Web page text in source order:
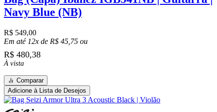
Navy Blue (NB)
R$ 549,00
Em até 12x de R$ 45,75 ou
R$ 480,38
À vista
Comparar
Adicione à Lista de Desejos